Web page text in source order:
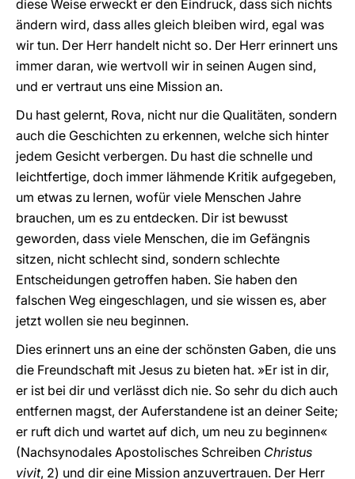
diese Weise erweckt er den Eindruck, dass sich nichts
ändern wird, dass alles gleich bleiben wird, egal was
wir tun. Der Herr handelt nicht so. Der Herr erinnert uns
immer daran, wie wertvoll wir in seinen Augen sind,
und er vertraut uns eine Mission an.
Du hast gelernt, Rova, nicht nur die Qualitäten, sondern
auch die Geschichten zu erkennen, welche sich hinter
jedem Gesicht verbergen. Du hast die schnelle und
leichtfertige, doch immer lähmende Kritik aufgegeben,
um etwas zu lernen, wofür viele Menschen Jahre
brauchen, um es zu entdecken. Dir ist bewusst
geworden, dass viele Menschen, die im Gefängnis
sitzen, nicht schlecht sind, sondern schlechte
Entscheidungen getroffen haben. Sie haben den
falschen Weg eingeschlagen, und sie wissen es, aber
jetzt wollen sie neu beginnen.
Dies erinnert uns an eine der schönsten Gaben, die uns
die Freundschaft mit Jesus zu bieten hat. »Er ist in dir,
er ist bei dir und verlässt dich nie. So sehr du dich auch
entfernen magst, der Auferstandene ist an deiner Seite;
er ruft dich und wartet auf dich, um neu zu beginnen«
(Nachsynodales Apostolisches Schreiben Christus
vivit, 2) und dir eine Mission anzuvertrauen. Der Herr